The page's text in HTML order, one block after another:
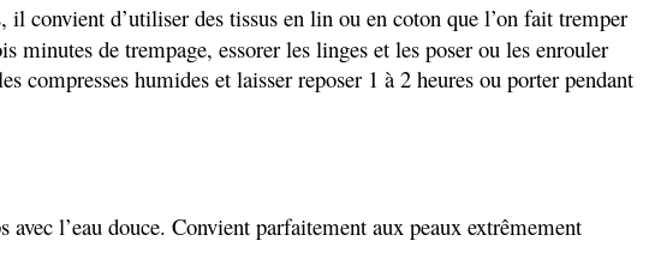
convient d’utiliser des tissus en lin ou en coton que l’on fait tremper
minutes de trempage, essorer les linges et les poser ou les enrouler
compresses humides et laisser reposer 1 à 2 heures ou porter pendant
l’eau douce. Convient parfaitement aux peaux extrêmement